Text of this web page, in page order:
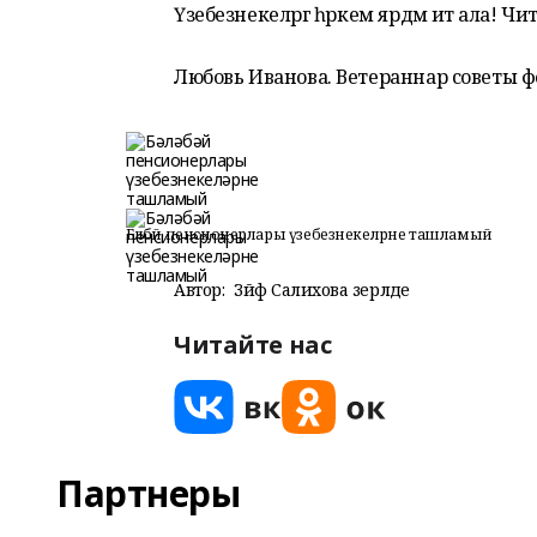
Үзебезнекеләргә һәркем ярдәм итә ала!
Любовь Иванова. Ветераннар советы
Бәләбәй пенсионерлары үзебезнекеләрне ташламый
Автор: Зәйфә Салихова әзерләде
Читайте нас
Партнеры